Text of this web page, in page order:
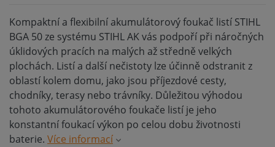
Kompaktní a flexibilní akumulátorový foukač listí STIHL
BGA 50 ze systému STIHL AK vás podpoří při náročných
úklidových pracích na malých až středně velkých
plochách. Listí a další nečistoty lze účinně odstranit z
oblastí kolem domu, jako jsou příjezdové cesty,
chodníky, terasy nebo trávníky. Důležitou výhodou
tohoto akumulátorového foukače listí je jeho
konstantní foukací výkon po celou dobu životnosti
baterie. Více informací